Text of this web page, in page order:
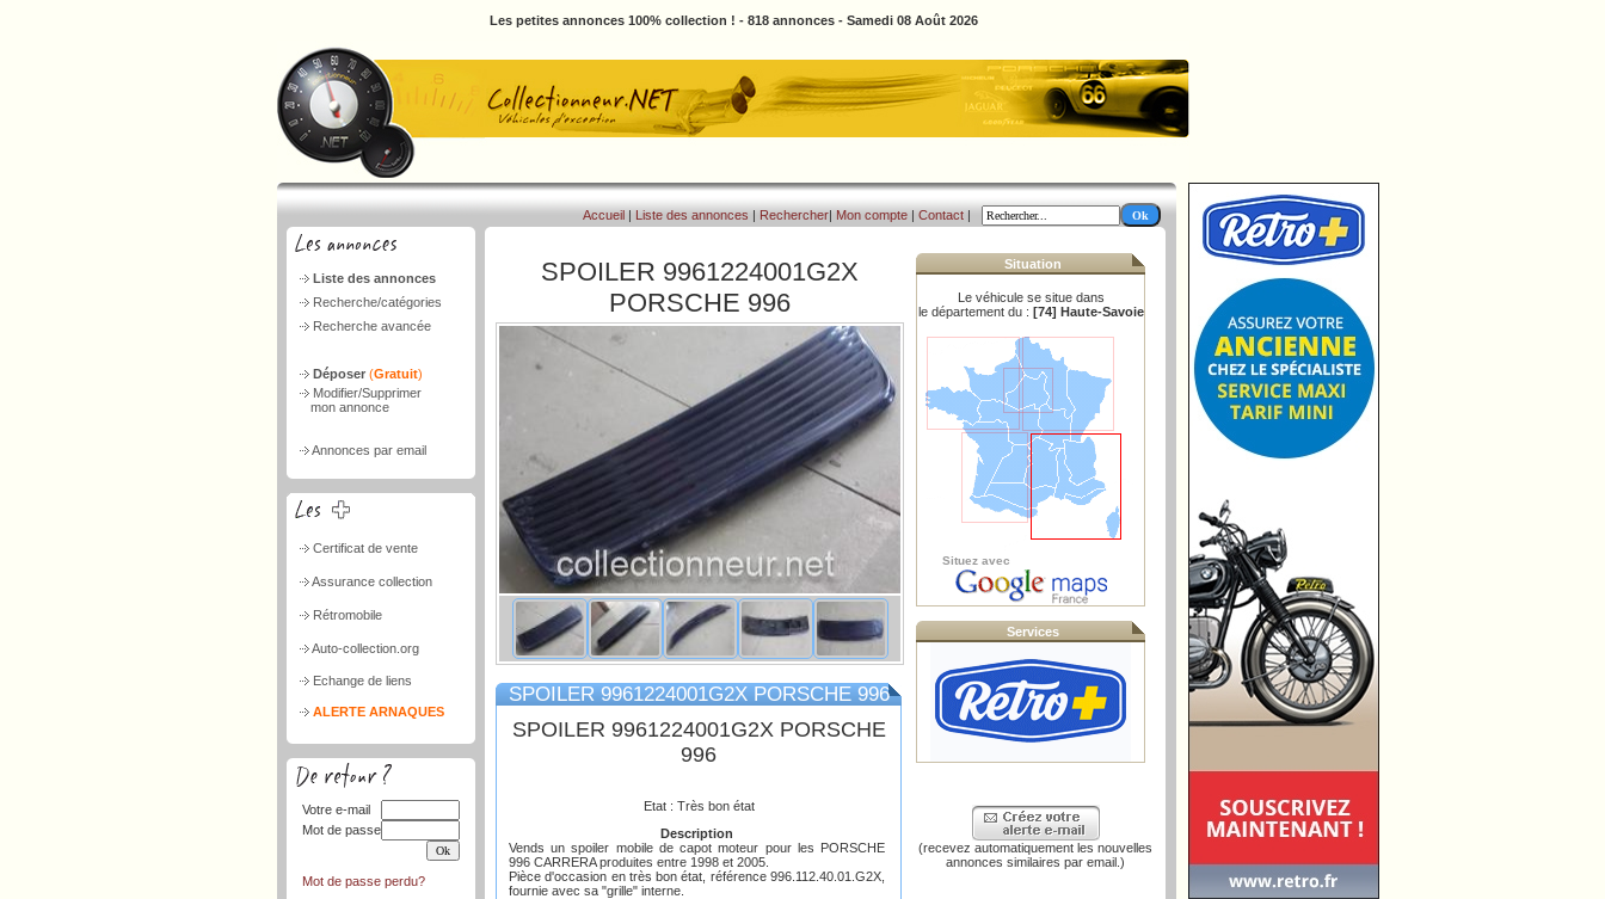
Les petites annonces 100% collection ! - 818 annonces - Samedi 08 Août 2026
Liste des annonces
Recherche/catégories
Recherche avancée
Déposer (Gratuit)
Modifier/Supprimer
mon annonce
Annonces par email
Certificat de vente
Assurance collection
Rétromobile
Auto-collection.org
Echange de liens
ALERTE ARNAQUES
Votre e-mail
Mot de passe
Mot de passe perdu?
Accueil | Liste des annonces | Rechercher| Mon compte | Contact |
SPOILER 9961224001G2X
PORSCHE 996
SPOILER 9961224001G2X PORSCHE 996
SPOILER 9961224001G2X PORSCHE
996
Etat : Très bon état
Description
Vends un spoiler mobile de capot moteur pour les PORSCHE
996 CARRERA produites entre 1998 et 2005.
Pièce d'occasion en très bon état, référence 996.112.40.01.G2X,
fournie avec sa "grille" interne.
Situation
Le véhicule se situe dans
le département du : [74] Haute-Savoie
Situez avec
Services
(recevez automatiquement les nouvelles
annonces similaires par email.)